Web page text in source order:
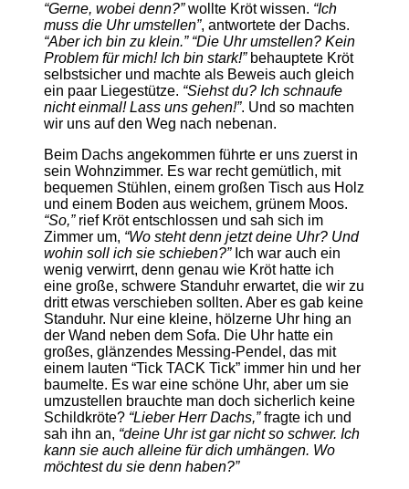
“Gerne, wobei denn?”wollte Kröt wissen. “Ich
muss die Uhr umstellen”, antwortete der Dachs.
“Aber ich bin zu klein.” “Die Uhr umstellen? Kein
Problem für mich! Ich bin stark!”behauptete Kröt
selbstsicher und machte als Beweis auch gleich
ein paar Liegestütze. “Siehst du? Ich schnaufe
nicht einmal! Lass uns gehen!”. Und so machten
wir uns auf den Weg nach nebenan.
Beim Dachs angekommen führte er uns zuerst in
sein Wohnzimmer. Es war recht gemütlich, mit
bequemen Stühlen, einem großen Tisch aus Holz
und einem Boden aus weichem, grünem Moos.
“So,”rief Kröt entschlossen und sah sich im
Zimmer um, “Wo steht denn jetzt deine Uhr? Und
wohin soll ich sie schieben?”Ich war auch ein
wenig verwirrt, denn genau wie Kröt hatte ich
eine große, schwere Standuhr erwartet, die wir zu
dritt etwas verschieben sollten. Aber es gab keine
Standuhr. Nur eine kleine, hölzerne Uhr hing an
der Wand neben dem Sofa. Die Uhr hatte ein
großes, glänzendes Messing-Pendel, das mit
einem lauten “Tick TACK Tick” immer hin und her
baumelte. Es war eine schöne Uhr, aber um sie
umzustellen brauchte man doch sicherlich keine
Schildkröte? “Lieber Herr Dachs,”fragte ich und
sah ihn an, “deine Uhr ist gar nicht so schwer. Ich
kann sie auch alleine für dich umhängen. Wo
möchtest du sie denn haben?”